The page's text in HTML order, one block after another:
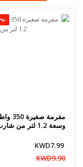
-20%حسم
مفرمة صغيرة
وسعة 1.2 لتر من شارب
KWD7.99
KWD9.90